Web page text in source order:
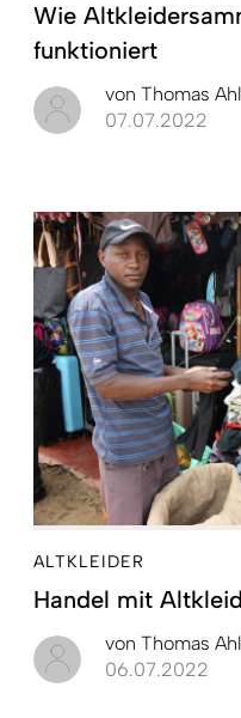
Wie
funktioniert
von Thomas
07.07.2022
ALTKLEIDER
Handel mit
von Thomas
06.07.2022